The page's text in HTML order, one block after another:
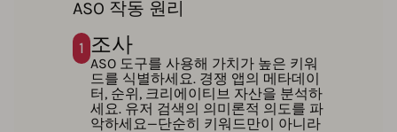
ASO 작동 원리
1 조사
ASO 도구를 사용해 가치가 높은 키워
드를 식별하세요. 경쟁 앱의 메타데이
터, 순위, 크리에이티브 자산을 분석하
세요. 유저 검색의 의미론적 의도를 파
악하세요—단순히 키워드만이 아니라